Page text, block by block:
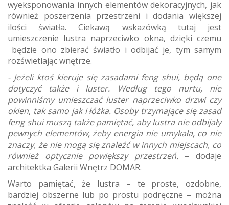
wyeksponowania innych elementów dekoracyjnych, jak
również poszerzenia przestrzeni i dodania większej
ilości światła. Ciekawą wskazówką tutaj jest
umieszczenie lustra naprzeciwko okna, dzięki czemu
będzie ono zbierać światło i odbijać je, tym samym
rozświetlając wnętrze.
- Jeżeli ktoś kieruje się zasadami feng shui, będą one
dotyczyć także i luster. Według tego nurtu, nie
powinniśmy umieszczać luster naprzeciwko drzwi czy
okien, tak samo jak i łóżka. Osoby trzymające się zasad
feng shui muszą także pamiętać, aby lustra nie odbijały
pewnych elementów, żeby energia nie umykała, co nie
znaczy, że nie mogą się znaleźć w innych miejscach, co
również optycznie powiększy przestrzeń. – dodaje
architektka Galerii Wnętrz DOMAR.
Warto pamiętać, że lustra – te proste, ozdobne,
bardziej obszerne lub po prostu podręczne – można